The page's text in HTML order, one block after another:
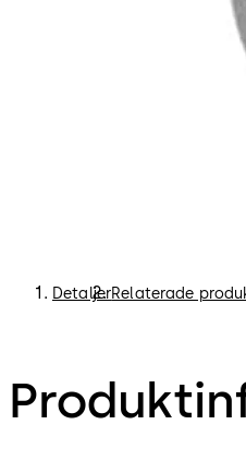
DetaljerRelaterade